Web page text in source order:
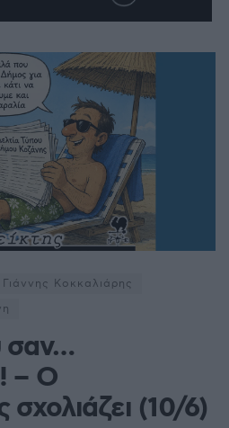
Γιάννης Κοκκαλιάρης
σαν…
– Ο
σχολιάζει (10/6)